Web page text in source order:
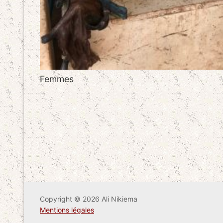
Femmes
Copyright © 2026 Ali Nikiema
Mentions légales